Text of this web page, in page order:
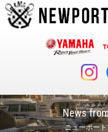
News
ニューポー